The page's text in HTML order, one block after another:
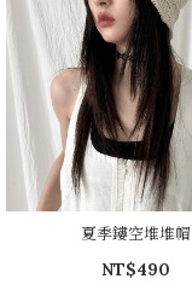
夏季鏤空堆堆帽
NT$490